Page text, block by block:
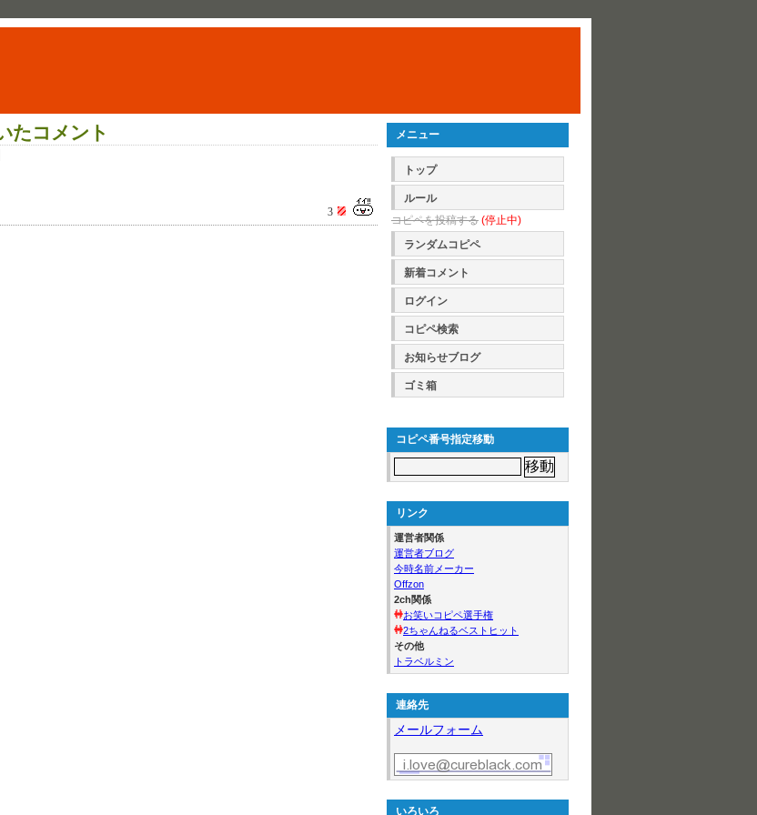
たコメント
3
メニュー
トップ
ルール
コピペを投稿する (停止中)
ランダムコピペ
新着コメント
ログイン
コピペ検索
お知らせブログ
ゴミ箱
コピペ番号指定移動
リンク
運営者関係
運営者ブログ
今時名前メーカー
Offzon
2ch関係
お笑いコピペ選手権
2ちゃんねるベストヒット
その他
トラベルミン
連絡先
メールフォーム
いろいろ